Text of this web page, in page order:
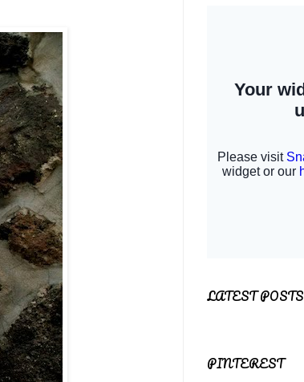
LATEST POSTS
PINTEREST